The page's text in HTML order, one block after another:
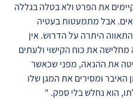
את הפרט ולא בטלה בגללה
אבל מתמעטות בעטיה
היתרה על הדרוש. אין
את כוח הקישוי ולעתים
את ההנאה, מפני שכאשר
האיבר ומסירים את המגן שלו
הוא נחלש בלי ספק. "